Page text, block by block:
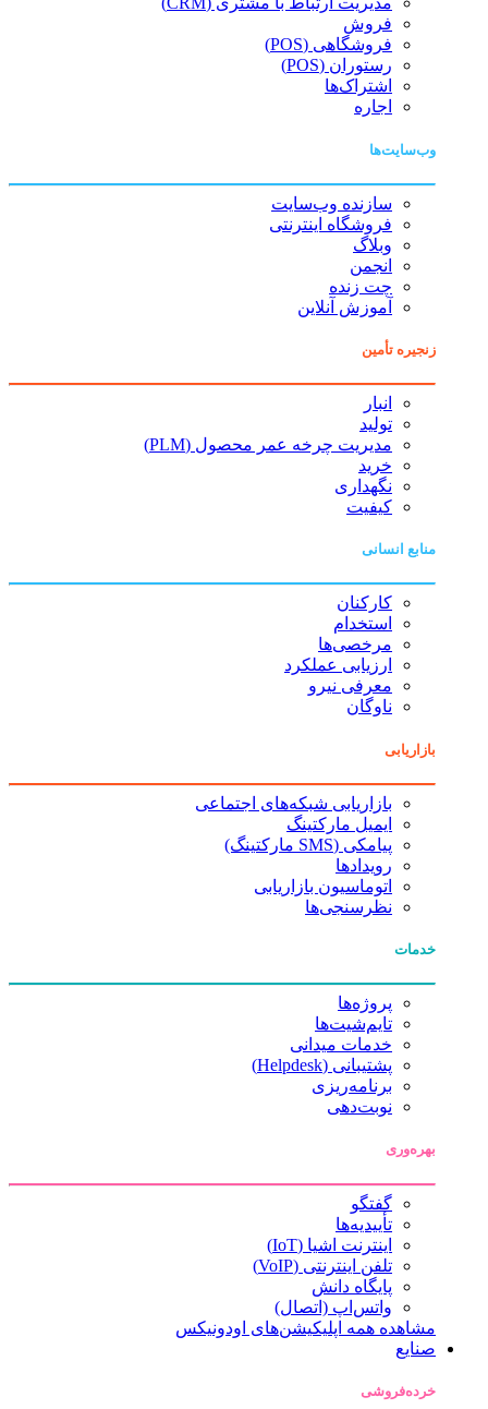
فروش
فروشگاهی (POS)
رستوران (POS)
اشتراک‌ها
اجاره
وب‌سایت‌ها
سازنده وب‌سایت
فروشگاه اینترنتی
وبلاگ
انجمن
چت زنده
آموزش آنلاین
زنجیره تأمین
انبار
تولید
مدیریت چرخه عمر محصول (PLM)
خرید
نگهداری
کیفیت
منابع انسانی
کارکنان
استخدام
مرخصی‌ها
ارزیابی عملکرد
معرفی نیرو
ناوگان
بازاریابی
بازاریابی شبکه‌های اجتماعی
ایمیل مارکتینگ
پیامکی (SMS مارکتینگ)
رویدادها
اتوماسیون بازاریابی
نظرسنجی‌ها
خدمات
پروژه‌ها
تایم‌شیت‌ها
خدمات میدانی
پشتیبانی (Helpdesk)
برنامه‌ریزی
نوبت‌دهی
بهره‌وری
گفتگو
تأییدیه‌ها
اینترنت اشیا (IoT)
تلفن اینترنتی (VoIP)
پایگاه دانش
واتس‌اپ (اتصال)
مشاهده همه اپلیکیشن‌های اودونیکس
صنایع
خرده‌فروشی